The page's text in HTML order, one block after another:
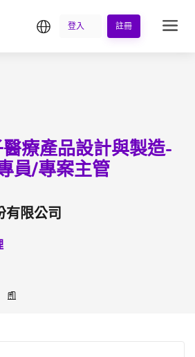
繁中登入 註冊
醫療產品設計與製造-
員/專案主管
有限公司